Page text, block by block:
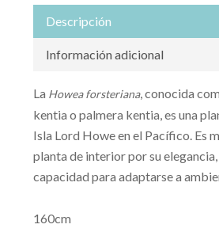
Descripción
Información adicional
La Howea forsteriana, conocida
kentia o palmera kentia, es una
Isla Lord Howe en el Pacífico. Es
planta de interior por su
capacidad para adaptarse a
160cm